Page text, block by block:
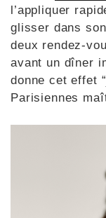
l’appliquer
glisser dans
deux rendez-
avant un dîner
donne cet effet
Parisiennes